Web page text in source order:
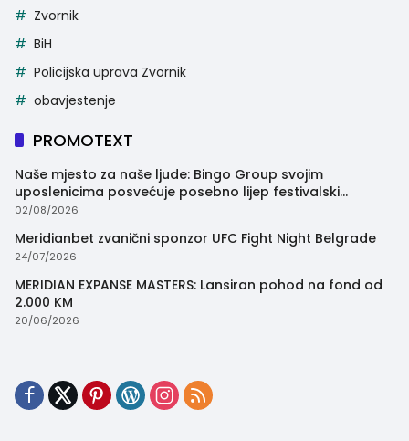
Zvornik
BiH
Policijska uprava Zvornik
obavjestenje
PROMOTEXT
Naše mjesto za naše ljude: Bingo Group svojim
uposlenicima posvećuje posebno lijep festivalski
trenutak
02/08/2026
Meridianbet zvanični sponzor UFC Fight Night Belgrade
24/07/2026
MERIDIAN EXPANSE MASTERS: Lansiran pohod na fond od
2.000 KM
20/06/2026